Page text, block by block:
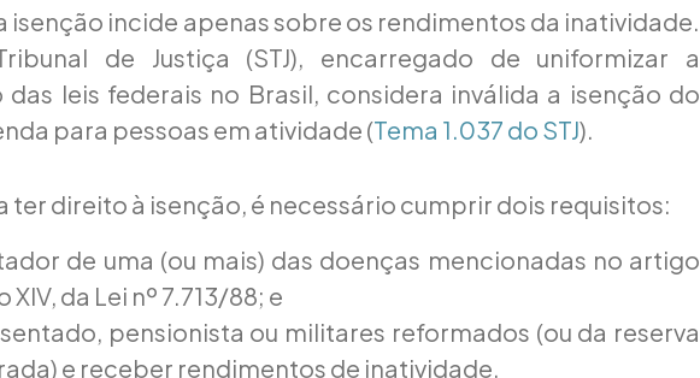
isenção incide apenas sobre os rendimentos da inatividade.
de Justiça (STJ), encarregado de uniformizar a
leis federais no Brasil, considera inválida a isenção do
para pessoas em atividade (Tema 1.037 do STJ).
ter direito à isenção, é necessário cumprir dois requisitos:
de uma (ou mais) das doenças mencionadas no artigo
XIV, da Lei nº 7.713/88; e
pensionista ou militares reformados (ou da reserva
e receber rendimentos de inatividade.